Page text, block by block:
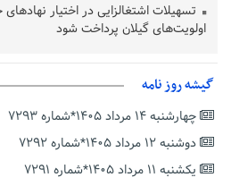
تسهیلات اشتغالزایی در اختیار
اولویت‌های گیلان پرداخت شود
دفتر رهبر انقلاب: مطالب خارج از
بقائی: فضای مذاکرات فنی و سیاسی
مثبت است
رئیس سازمان جهاد کشاورزی استان:
گیشه روز نامه
چهارشنبه ۱۴ مرداد ۱۴۰۵*شماره ۷۲۹۳
دوشنبه ۱۲ مرداد ۱۴۰۵*شماره ۷۲۹۲
یکشنبه ۱۱ مرداد ۱۴۰۵*شماره ۷۲۹۱